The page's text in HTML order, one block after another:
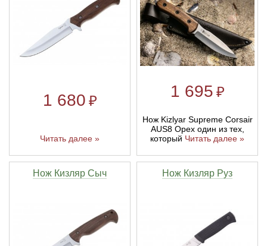
1 680 ₽
Читать далее »
1 695 ₽
Нож Kizlyar Supreme Corsair
AUS8 Орех один из тех,
который Читать далее »
Нож Кизляр Сыч Нож Кизляр Руз